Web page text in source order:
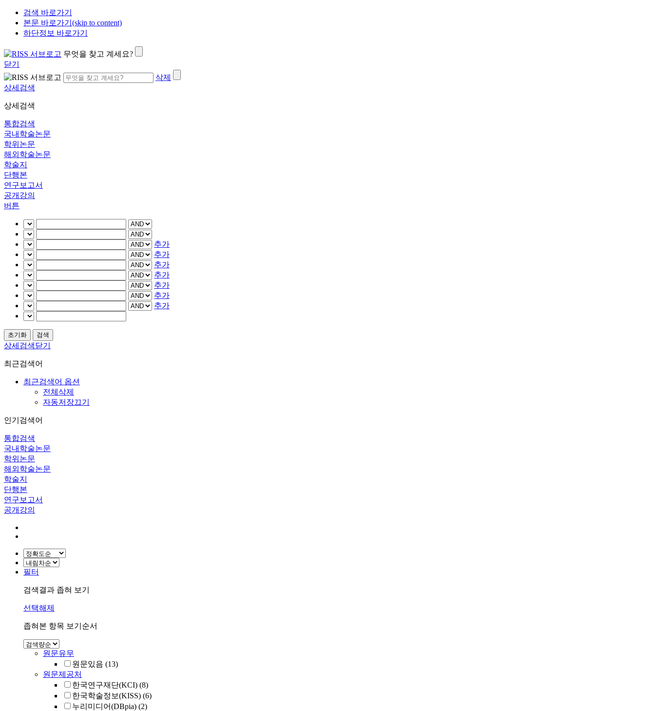
검색 바로가기
본문 바로가기(skip to content)
하단정보 바로가기
무엇을 찾고 계세요?
닫기
삭제
상세검색
상세검색
통합검색
국내학술논문
학위논문
해외학술논문
학술지
단행본
연구보고서
공개강의
버튼
추가
추가
추가
추가
추가
추가
추가
상세검색닫기
최근검색어
최근검색어 옵션
전체삭제
자동저장끄기
인기검색어
통합검색
국내학술논문
학위논문
해외학술논문
학술지
단행본
연구보고서
공개강의
필터
검색결과 좁혀 보기
선택해제
좁혀본 항목 보기순서
원문유무
원문있음 (13)
원문제공처
한국연구재단(KCI) (8)
한국학술정보(KISS) (6)
누리미디어(DBpia) (2)